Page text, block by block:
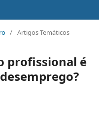
/ Artigos Temáticos
profissional é